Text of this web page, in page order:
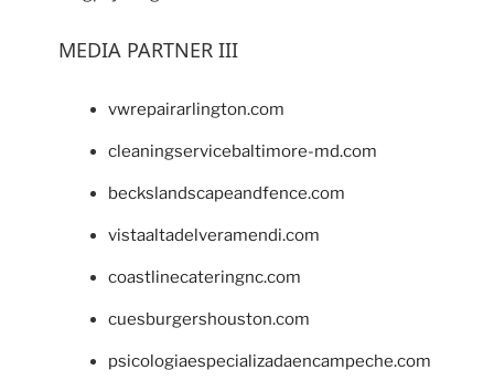
MEDIA PARTNER III
vwrepairarlington.com
cleaningservicebaltimore-md.com
beckslandscapeandfence.com
vistaaltadelveramendi.com
coastlinecateringnc.com
cuesburgershouston.com
psicologiaespecializadaencampeche.com